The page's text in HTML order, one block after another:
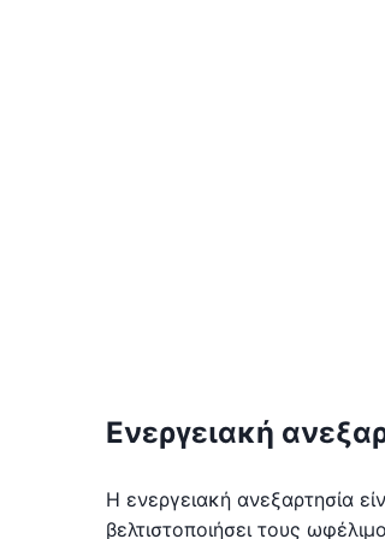
Ενεργειακή
Η ενεργειακή ανεξαρτησία
βελτιστοποιήσει τους